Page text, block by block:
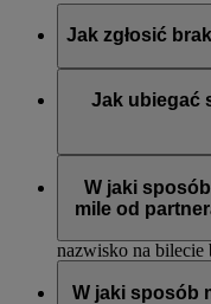
Tak, nowi
loty liniami
miejsce do dwóch
Emirates Skywards.
Jednak każda inna
zrealizowane przed
przyznania lub
Jak zgłosić
wniosek na stronie
Jak ubiegać
wniosek online.
się loty odbyte w
nazwisko na bilecie
W jaki
mile od
zostało zasilone w
W jaki sposób